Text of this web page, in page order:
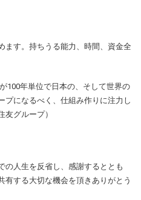
ます。持ちうる能力、時間、資金全
100年単位で日本の、そして世界の
プになるべく、仕組み作りに注力し
グループ）
の人生を反省し、感謝するととも
有する大切な機会を頂きありがとう